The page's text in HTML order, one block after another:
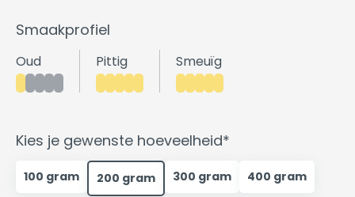
Smaakprofiel
Oud Pittig Smeuïg
Kies je gewenste hoeveelheid*
100 gram 200 gram 300 gram 400 gram